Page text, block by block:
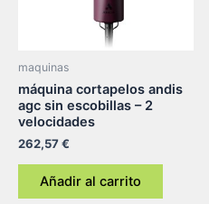
maquinas
máquina cortapelos andis
agc sin escobillas – 2
velocidades
262,57€
Añadir al carrito